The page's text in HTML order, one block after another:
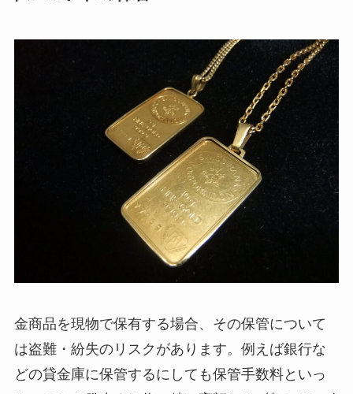
金商品を現物で保有する場合、その保管について
は盗難・紛失のリスクがあります。例えば銀行な
どの貸金庫に保管するにしても保管手数料といっ